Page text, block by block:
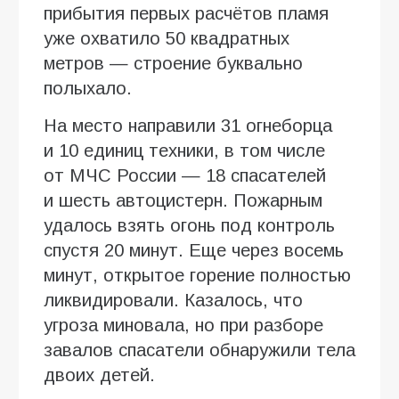
прибытия первых расчётов пламя
уже охватило 50 квадратных
метров — строение буквально
полыхало.
На место направили 31 огнеборца
и 10 единиц техники, в том числе
от МЧС России — 18 спасателей
и шесть автоцистерн. Пожарным
удалось взять огонь под контроль
спустя 20 минут. Еще через восемь
минут, открытое горение полностью
ликвидировали. Казалось, что
угроза миновала, но при разборе
завалов спасатели обнаружили тела
двоих детей.